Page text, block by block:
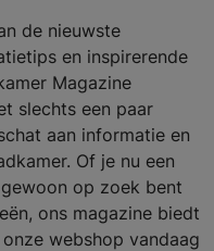
de nieuwste
en inspirerende
Magazine
slechts een paar
aan informatie en
Of je nu een
op zoek bent
ons magazine biedt
webshop vandaag